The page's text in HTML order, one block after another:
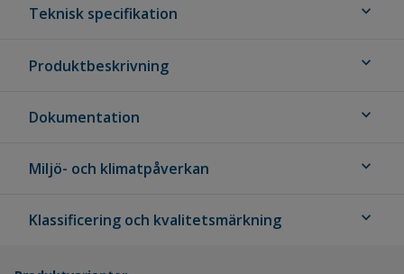
Teknisk specifikation expand_more
Produktbeskrivning expand_more
Dokumentation expand_more
Miljö- och klimatpåverkan expand_more
Klassificering och kvalitetsmärkning expand_more